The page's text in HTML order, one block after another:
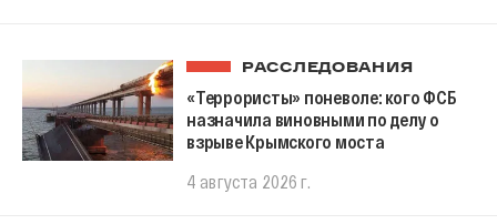
РАССЛЕДОВАНИЯ
«Террористы» поневоле: кого ФСБ
назначила виновными по делу о
взрыве Крымского моста
4 августа 2026 г.